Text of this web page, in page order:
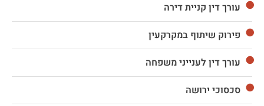
עורך דין קניית דירה
פירוק שיתוף במקרקעין
עורך דין לענייני משפחה
סכסוכי ירושה